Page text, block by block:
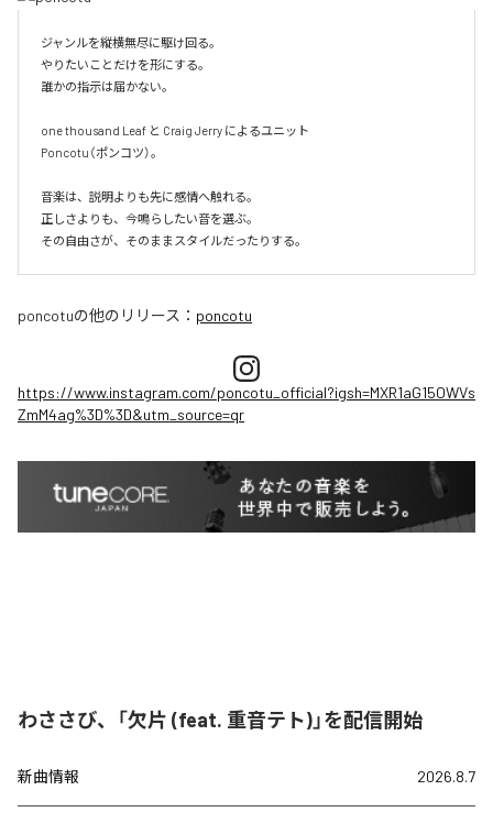
ジャンルを縦横無尽に駆け回る。
やりたいことだけを形にする。
誰かの指示は届かない。
one thousand Leaf と Craig Jerry によるユニット
Poncotu（ポンコツ）。
音楽は、説明よりも先に感情へ触れる。
正しさよりも、今鳴らしたい音を選ぶ。
その自由さが、そのままスタイルだったりする。
poncotuの他のリリース： poncotu
https://www.instagram.com/poncotu_official?igsh=MXR1aG15OWVs
ZmM4ag%3D%3D&utm_source=qr
わささび、「欠片 (feat. 重音テト)」を配信開始
新曲情報 2026.8.7